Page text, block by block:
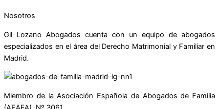
Nosotros
Gil Lozano Abogados cuenta con un equipo de abogados
especializados en el área del Derecho Matrimonial y Familiar en
Madrid.
Miembro de la Asociación Española de Abogados de Familia